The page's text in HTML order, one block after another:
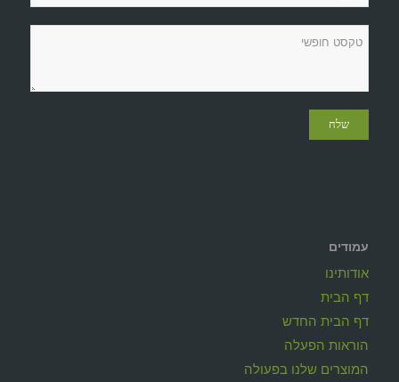
עמודים
אודותינו
דף הבית
דף הבית החדש
הוראות הפעלה
המוצרים שלנו בפעולה